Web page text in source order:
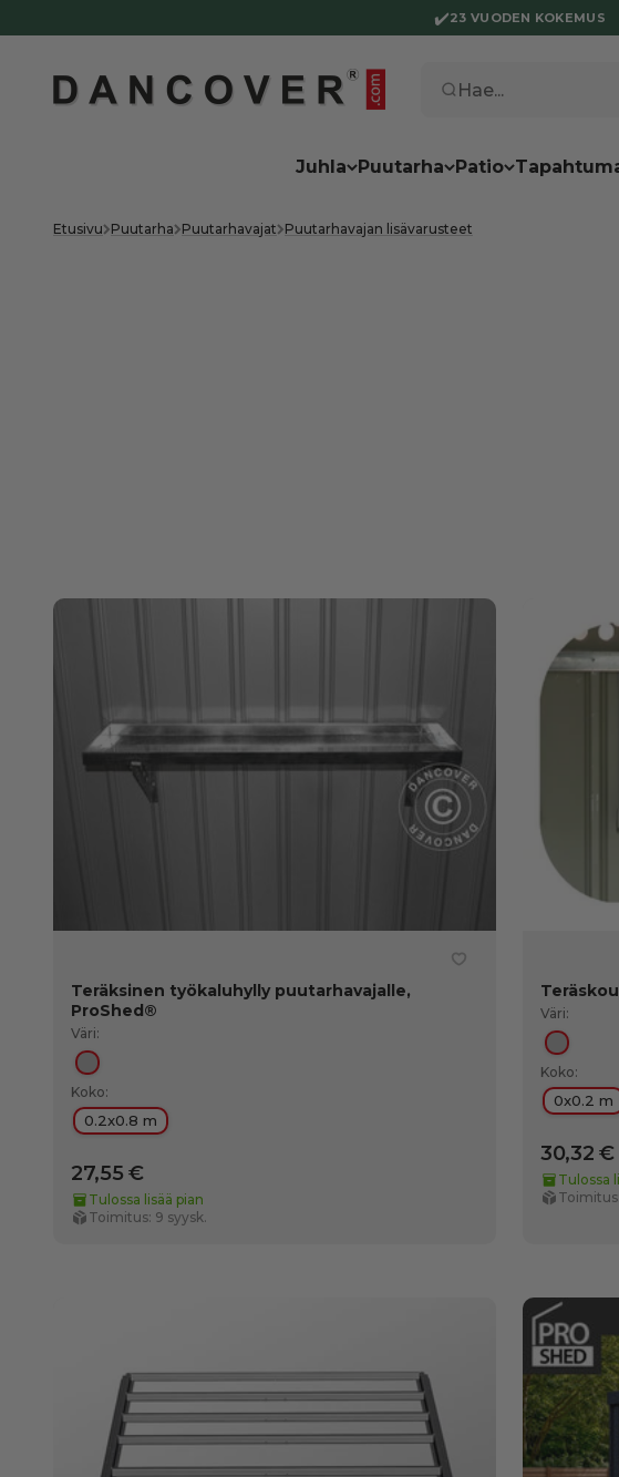
✔️23 VUODEN KOKEMUS
Juhla Puutarha Patio
Hae...
Dancover
Etusivu Puutarha Puutarhavajat Puutarhavajan lisävarusteet
Teräksinen työkaluhylly puutarhavajalle,
ProShed®
Väri:
Hopea
Koko:
0.2x0.8 m
27,55 €
Tulossa lisää pian
Toimitus: 9 syysk.
Väri:
Hopea
Koko:
0x0.2 m
30,32 €
Tulossa